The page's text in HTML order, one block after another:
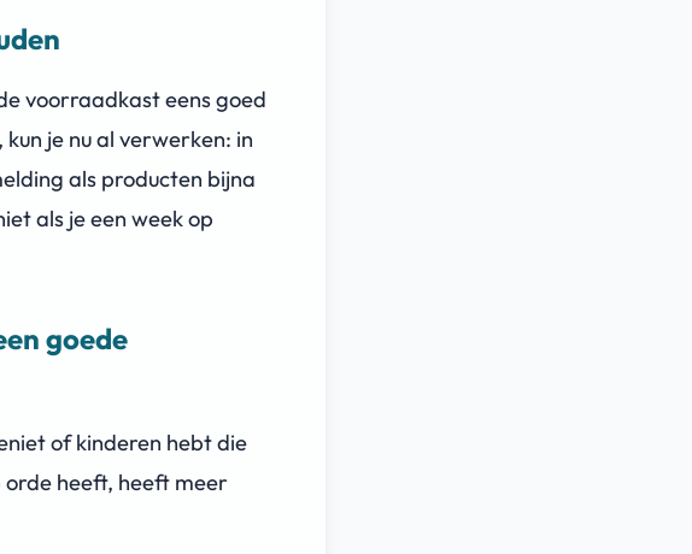
voorraadkast eens goed
je nu al verwerken: in
als producten bijna
als je een week op
goede
of kinderen hebt die
heeft, heeft meer